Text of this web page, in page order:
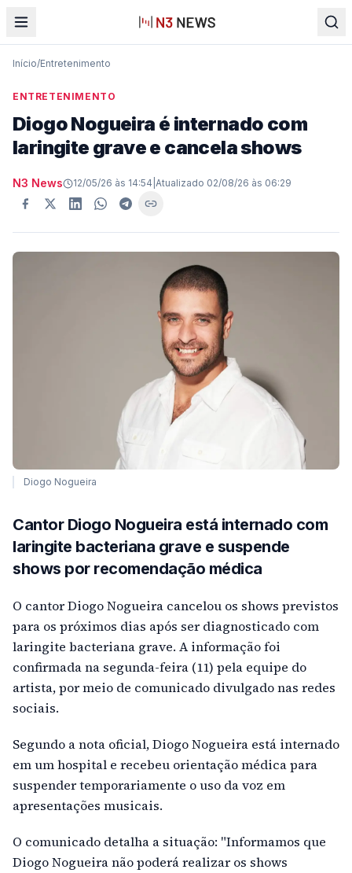
Início/Entretenimento
ENTRETENIMENTO
Diogo Nogueira é internado com
laringite grave e cancela shows
N3 News 12/05/26 às 14:54 Atualizado 02/08/26 às 06:29
Diogo Nogueira
Cantor Diogo Nogueira está internado com
laringite bacteriana grave e suspende
shows por recomendação médica
O cantor Diogo Nogueira cancelou os shows previstos
para os próximos dias após ser diagnosticado com
laringite bacteriana grave. A informação foi
confirmada na segunda-feira (11) pela equipe do
artista, por meio de comunicado divulgado nas redes
sociais.
Segundo a nota oficial, Diogo Nogueira está internado
em um hospital e recebeu orientação médica para
suspender temporariamente o uso da voz em
apresentações musicais.
O comunicado detalha a situação: "Informamos que
Diogo Nogueira não poderá realizar os shows